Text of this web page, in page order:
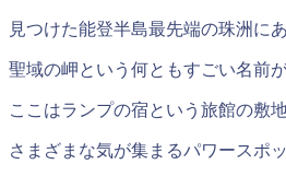
見つけた能登半島最先端の珠洲にあ
聖域の岬という何ともすごい名前
ここはランプの宿という旅館の敷
さまざまな気が集まるパワースポ